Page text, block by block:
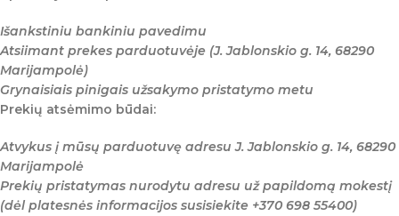
Išankstiniu bankiniu pavedimu
Atsiimant prekes parduotuvėje (J. Jablonskio g. 14, 68290
Marijampolė)
Grynaisiais pinigais užsakymo pristatymo metu
Prekių atsėmimo būdai:
Atvykus į mūsų parduotuvę adresu J. Jablonskio g. 14, 68290
Marijampolė
Prekių pristatymas nurodytu adresu už papildomą mokestį
(dėl platesnės informacijos susisiekite +370 698 55400)